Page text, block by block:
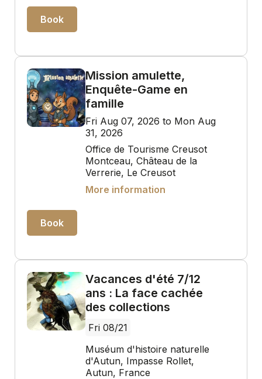
Book
Mission amulette,
Enquête-Game en
famille
Fri Aug 07, 2026 to Mon Aug
31, 2026
Office de Tourisme Creusot
Montceau, Château de la
Verrerie, Le Creusot
More information
Book
Vacances d'été 7/12
ans : La face cachée
des collections
Fri 08/21
Muséum d'histoire naturelle
d'Autun, Impasse Rollet,
Autun, France